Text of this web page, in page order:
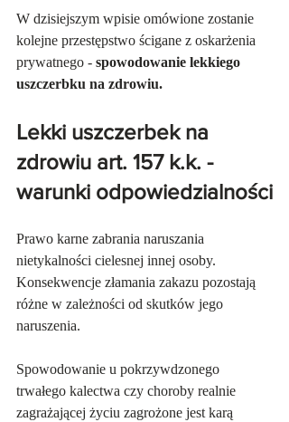
W dzisiejszym wpisie omówione zostanie
kolejne przestępstwo ścigane z oskarżenia
prywatnego - spowodowanie lekkiego
uszczerbku na zdrowiu.
​Lekki uszczerbek na
zdrowiu art. 157 k.k. -
warunki odpowiedzialności
Prawo karne zabrania naruszania
nietykalności cielesnej innej osoby.
Konsekwencje złamania zakazu pozostają
różne w zależności od skutków jego
naruszenia.
Spowodowanie u pokrzywdzonego
trwałego kalectwa czy choroby realnie
zagrażającej życiu zagrożone jest karą